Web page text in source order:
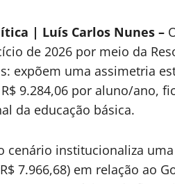
| Luís Carlos Nunes –
de 2026 por meio da
expõem uma assimetria
9.284,06 por aluno/ano,
da educação básica.
cenário institucionaliza
7.966,68) em relação ao